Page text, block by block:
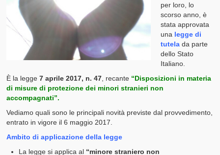
per loro, lo
scorso anno, è
stata approvata
una legge di
tutela da parte
dello Stato
Italiano.
È la legge7 aprile 2017, n. 47, recante “Disposizioni in materia
di misure di protezione dei minori stranieri non
accompagnati”.
Vediamo quali sono le principali novità previste dal provvedimento,
entrato in vigore il 6 maggio 2017.
Ambito di applicazione della legge
La legge si applica al “minore straniero non